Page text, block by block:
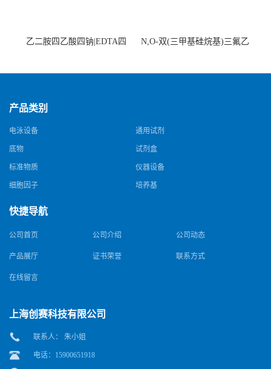
乙二胺四乙酸四钠|EDTA四
N,O-双(三甲基硅烷基)三氟乙
产品类别
电泳设备 通用试剂
底物 试剂盒
标准物质 仪器设备
细胞因子 培养基
快捷导航
公司首页 公司介绍 公司动态
产品展厅 证书荣誉 联系方式
在线留言
上海创赛科技有限公司
联系人： 朱小姐
电话：15900651918